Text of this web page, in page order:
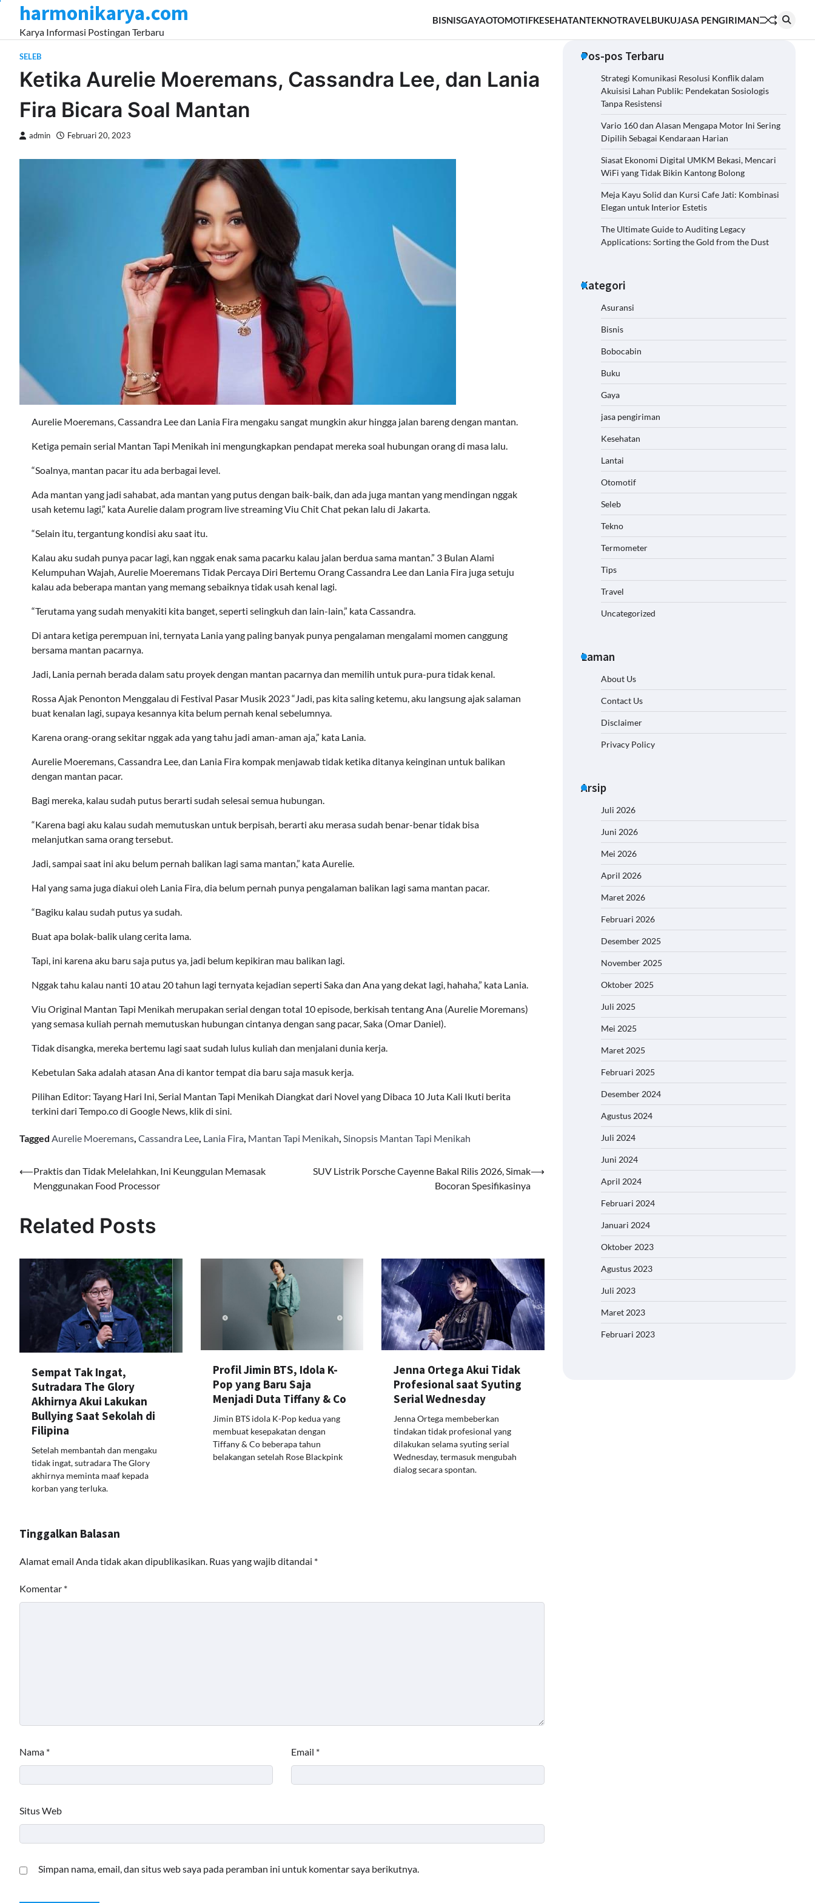
content
harmonikarya.com
Karya Informasi Postingan Terbaru
BISNISGAYAOTOMOTIFKESEHATANTEKNOTRAVEL BUKU JASA PENGIRIMAN
SELEB
Ketika Aurelie Moeremans, Cassandra Lee, dan Lania
Fira Bicara Soal Mantan
admin Februari 20, 2023
Aurelie Moeremans, Cassandra Lee dan Lania Fira mengaku sangat mungkin akur hingga jalan bareng dengan mantan.
Ketiga pemain serial Mantan Tapi Menikah ini mengungkapkan pendapat mereka soal hubungan orang di masa lalu.
“Soalnya, mantan pacar itu ada berbagai level.
Ada mantan yang jadi sahabat, ada mantan yang putus dengan baik-baik, dan ada juga mantan yang mendingan nggak
usah ketemu lagi,” kata Aurelie dalam program live streaming Viu Chit Chat pekan lalu di Jakarta.
“Selain itu, tergantung kondisi aku saat itu.
Kalau aku sudah punya pacar lagi, kan nggak enak sama pacarku kalau jalan berdua sama mantan.” 3 Bulan Alami
Kelumpuhan Wajah, Aurelie Moeremans Tidak Percaya Diri Bertemu Orang Cassandra Lee dan Lania Fira juga setuju
kalau ada beberapa mantan yang memang sebaiknya tidak usah kenal lagi.
“Terutama yang sudah menyakiti kita banget, seperti selingkuh dan lain-lain,” kata Cassandra.
Di antara ketiga perempuan ini, ternyata Lania yang paling banyak punya pengalaman mengalami momen canggung
bersama mantan pacarnya.
Jadi, Lania pernah berada dalam satu proyek dengan mantan pacarnya dan memilih untuk pura-pura tidak kenal.
Rossa Ajak Penonton Menggalau di Festival Pasar Musik 2023 “Jadi, pas kita saling ketemu, aku langsung ajak salaman
buat kenalan lagi, supaya kesannya kita belum pernah kenal sebelumnya.
Karena orang-orang sekitar nggak ada yang tahu jadi aman-aman aja,” kata Lania.
Aurelie Moeremans, Cassandra Lee, dan Lania Fira kompak menjawab tidak ketika ditanya keinginan untuk balikan
dengan mantan pacar.
Bagi mereka, kalau sudah putus berarti sudah selesai semua hubungan.
“Karena bagi aku kalau sudah memutuskan untuk berpisah, berarti aku merasa sudah benar-benar tidak bisa
melanjutkan sama orang tersebut.
Jadi, sampai saat ini aku belum pernah balikan lagi sama mantan,” kata Aurelie.
Hal yang sama juga diakui oleh Lania Fira, dia belum pernah punya pengalaman balikan lagi sama mantan pacar.
“Bagiku kalau sudah putus ya sudah.
Buat apa bolak-balik ulang cerita lama.
Tapi, ini karena aku baru saja putus ya, jadi belum kepikiran mau balikan lagi.
Nggak tahu kalau nanti 10 atau 20 tahun lagi ternyata kejadian seperti Saka dan Ana yang dekat lagi, hahaha,” kata Lania.
Viu Original Mantan Tapi Menikah merupakan serial dengan total 10 episode, berkisah tentang Ana (Aurelie Moremans)
yang semasa kuliah pernah memutuskan hubungan cintanya dengan sang pacar, Saka (Omar Daniel).
Tidak disangka, mereka bertemu lagi saat sudah lulus kuliah dan menjalani dunia kerja.
Kebetulan Saka adalah atasan Ana di kantor tempat dia baru saja masuk kerja.
Pilihan Editor: Tayang Hari Ini, Serial Mantan Tapi Menikah Diangkat dari Novel yang Dibaca 10 Juta Kali Ikuti berita
terkini dari Tempo.co di Google News, klik di sini.
Tagged Aurelie Moeremans, Cassandra Lee, Lania Fira, Mantan Tapi Menikah, Sinopsis Mantan Tapi Menikah
Navigasi
pos
⟵Praktis dan Tidak Melelahkan, Ini Keunggulan Memasak
Menggunakan Food Processor
SUV Listrik Porsche Cayenne Bakal Rilis 2026, Simak
Bocoran Spesifikasinya
⟶
Related Posts
Sempat Tak Ingat,
Sutradara The Glory
Akhirnya Akui Lakukan
Bullying Saat Sekolah di
Filipina
Setelah membantah dan mengaku
tidak ingat, sutradara The Glory
akhirnya meminta maaf kepada
korban yang terluka.
Profil Jimin BTS, Idola K-
Pop yang Baru Saja
Menjadi Duta Tiffany & Co
Jimin BTS idola K-Pop kedua yang
membuat kesepakatan dengan
Tiffany & Co beberapa tahun
belakangan setelah Rose Blackpink
Jenna Ortega Akui Tidak
Profesional saat Syuting
Serial Wednesday
Jenna Ortega membeberkan
tindakan tidak profesional yang
dilakukan selama syuting serial
Wednesday, termasuk mengubah
dialog secara spontan.
Tinggalkan Balasan
Alamat email Anda tidak akan dipublikasikan. Ruas yang wajib ditandai *
Komentar *
Nama * Email *
Situs Web
Simpan nama, email, dan situs web saya pada peramban ini untuk komentar saya berikutnya.
Pos-pos Terbaru
Strategi Komunikasi Resolusi Konflik dalam
Akuisisi Lahan Publik: Pendekatan Sosiologis
Tanpa Resistensi
Vario 160 dan Alasan Mengapa Motor Ini Sering
Dipilih Sebagai Kendaraan Harian
Siasat Ekonomi Digital UMKM Bekasi, Mencari
WiFi yang Tidak Bikin Kantong Bolong
Meja Kayu Solid dan Kursi Cafe Jati: Kombinasi
Elegan untuk Interior Estetis
The Ultimate Guide to Auditing Legacy
Applications: Sorting the Gold from the Dust
Kategori
Asuransi
Bisnis
Bobocabin
Buku
Gaya
jasa pengiriman
Kesehatan
Lantai
Otomotif
Seleb
Tekno
Termometer
Tips
Travel
Uncategorized
Laman
About Us
Contact Us
Disclaimer
Privacy Policy
Arsip
Juli 2026
Juni 2026
Mei 2026
April 2026
Maret 2026
Februari 2026
Desember 2025
November 2025
Oktober 2025
Juli 2025
Mei 2025
Maret 2025
Februari 2025
Desember 2024
Agustus 2024
Juli 2024
Juni 2024
April 2024
Februari 2024
Januari 2024
Oktober 2023
Agustus 2023
Juli 2023
Maret 2023
Februari 2023